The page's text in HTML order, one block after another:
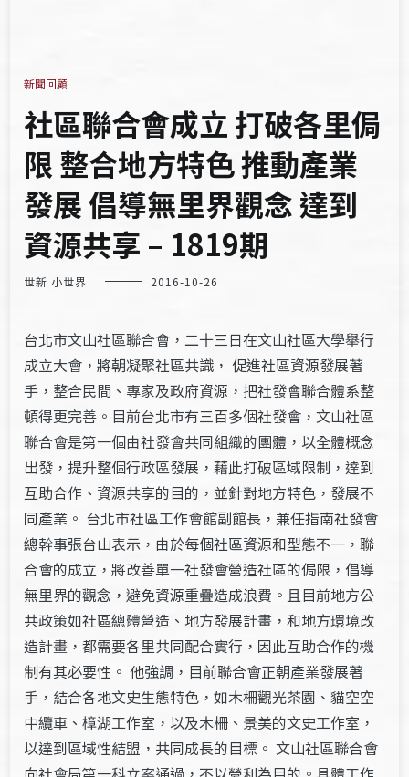
新聞回顧
社區聯合會成立 打破各里侷
限 整合地方特色 推動產業
發展 倡導無里界觀念 達到
資源共享 – 1819期
世新 小世界 2016-10-26
台北市文山社區聯合會，二十三日在文山社區大學舉行
成立大會，將朝凝聚社區共識， 促進社區資源發展著
手，整合民間、專家及政府資源，把社發會聯合體系整
頓得更完善。目前台北市有三百多個社發會，文山社區
聯合會是第一個由社發會共同組織的團體，以全體概念
出發，提升整個行政區發展，藉此打破區域限制，達到
互助合作、資源共享的目的，並針對地方特色，發展不
同產業。 台北市社區工作會館副館長，兼任指南社發會
總幹事張台山表示，由於每個社區資源和型態不一，聯
合會的成立，將改善單一社發會營造社區的侷限，倡導
無里界的觀念，避免資源重疊造成浪費。且目前地方公
共政策如社區總體營造、地方發展計畫，和地方環境改
造計畫，都需要各里共同配合實行，因此互助合作的機
制有其必要性。 他強調，目前聯合會正朝產業發展著
手，結合各地文史生態特色，如木柵觀光茶園、貓空空
中纜車、樟湖工作室，以及木柵、景美的文史工作室，
以達到區域性結盟，共同成長的目標。 文山社區聯合會